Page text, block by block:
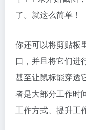
了。就这么简单！
你还可以将剪贴板
口，并且将它们进
甚至让鼠标能穿透
者是大部分工作时
工作方式、提升工